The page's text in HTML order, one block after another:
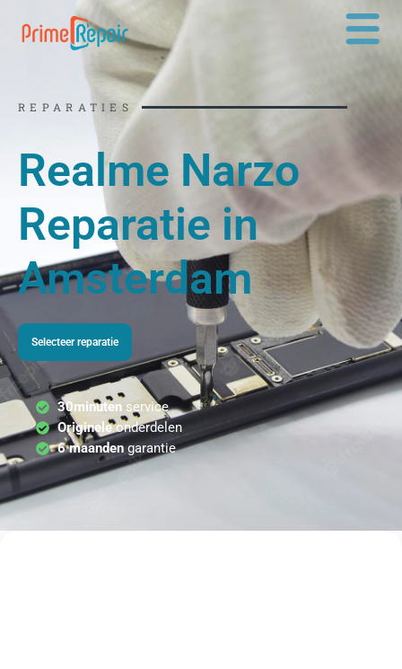
naar
REPARATIES
Realme Narzo
Reparatie in
Amsterdam
Selecteer reparatie
30minutenservice
Origineleonderdelen
6 maandengarantie